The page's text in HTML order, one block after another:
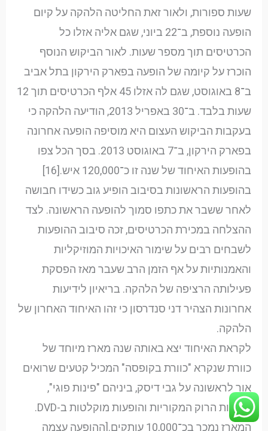
שעות ספורות, ולאור זאת החליטה הלהקה על קיום
הופעה נוספת, ב־22 ביוני, שגם אליה אזלו כל
הכרטיסים תוך מספר שעות. לאור הביקוש הנוסף
הוכרז על קיומה של הופעה בפארק הירקון בתל אביב
ב־8 באוגוסט, שגם לה אזלו 45 אלף הכרטיסים תוך 12
שעות בלבד. ב־30 באפריל 2013, הודיעה הלהקה כי
בעקבות הביקוש העצום היא מוסיפה הופעה אחרונה
בפארק הירקון, ב־7 באוגוסט 2013. בסך הכל צפו
בהופעות האיחוד של שנה זו כ־120,000 איש.[16]
בהופעות הראשונות בסיבוב הופיע גוב כשידו חבושה
לאחר ששבר את כתפו סמוך להופעה הראשונה. לצד
ההצלחה במכירת הכרטיסים, זכה סיבוב ההופעות
לשבחים רבים על שימור האיכויות המוזיקליות
והאמנותיות על אף הזמן הרב שעבר מאז הפסקת
פעילותה הרציפה של הלהקה. בריאיון לידיעות
אחרונות הצהיר דני סנדרסון כי זהו האיחוד האחרון של
הלהקה.
לקראת האיחוד יצא באותה שנה מארז מיוחד של
כוורת שנקרא "כוורת בקופסה" המכיל קטעים שרואים
אור לראשונה על גבי דיסק, ביניהם "פינות פוגי",
אופרות הרוק המקוריות והופעות מוקלטות ב-DVD.
המארז נמכר בכ־10,000 עותקים.[ההופעה עצמה